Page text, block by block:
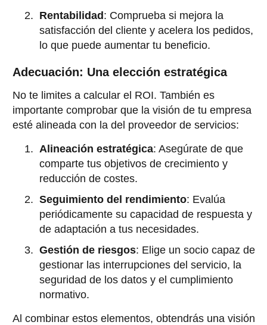
Rentabilidad: Comprueba si mejora la
satisfacción del cliente y acelera los pedidos,
lo que puede aumentar tu beneficio.
Adecuación: Una elección estratégica
No te limites a calcular el ROI. También es
importante comprobar que la visión de tu empresa
esté alineada con la del proveedor de servicios:
Alineación estratégica: Asegúrate de que
comparte tus objetivos de crecimiento y
reducción de costes.
Seguimiento del rendimiento: Evalúa
periódicamente su capacidad de respuesta y
de adaptación a tus necesidades.
Gestión de riesgos: Elige un socio capaz de
gestionar las interrupciones del servicio, la
seguridad de los datos y el cumplimiento
normativo.
Al combinar estos elementos, obtendrás una visión